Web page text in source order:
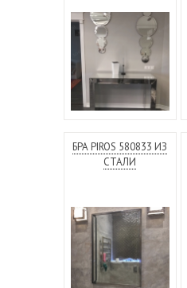
БРА PIROS 580833 ИЗ
СТАЛИ